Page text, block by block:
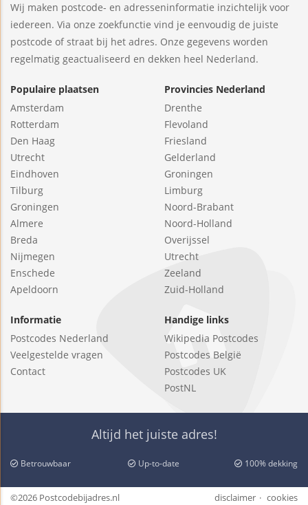
Wij maken postcode- en adresseninformatie inzichtelijk voor
iedereen. Via onze zoekfunctie vind je eenvoudig de juiste
postcode of straat bij het adres. Onze gegevens worden
regelmatig geactualiseerd en dekken heel Nederland.
Populaire plaatsen
Amsterdam
Rotterdam
Den Haag
Utrecht
Eindhoven
Tilburg
Groningen
Almere
Breda
Nijmegen
Enschede
Apeldoorn
Provincies Nederland
Drenthe
Flevoland
Friesland
Gelderland
Groningen
Limburg
Noord-Brabant
Noord-Holland
Overijssel
Utrecht
Zeeland
Zuid-Holland
Informatie
Postcodes Nederland
Veelgestelde vragen
Contact
Handige links
Wikipedia Postcodes
Postcodes België
Postcodes UK
PostNL
Altijd het juiste adres!
Betrouwbaar Up-to-date 100% dekking
©2026 Postcodebijadres.nl disclaimer cookies